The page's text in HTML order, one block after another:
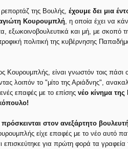
της Βουλής,έχουμε δει μια
Κουρουμπλή, η οποία έχει να
εξωκοινοβουλευτικά και μή, με σκοπό
πολιτική της κυβέρνησης
Κουρουμπλής, είναι γνωστόν τοις πάσι
λοιπόν το "μίτο της Αριάδνης",
επαφές με το επίσηςνέο κίνημα
πρόσκεινται στον ανεξάρτητο
είχε επαφές με το νέο αυτό
επισκεύτηκε για πρώτη φορά τα γραφεία